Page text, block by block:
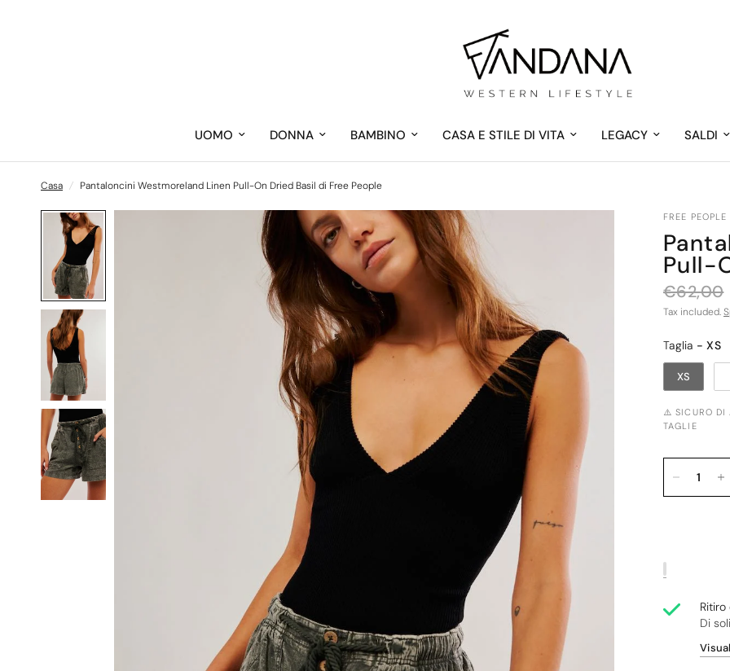
UOMO DONNA BAMBINO CASA E STILE DI VITA LEGACY SALDI
Casa / Pantaloncini Westmoreland Linen Pull-On Dried Basil di Free People
FREE PEOPLE
Pull-
€62,00
Tax included.
Taglia
Taglia - XS
XS
⚠️ SICURO DI
TAGLIE
Di